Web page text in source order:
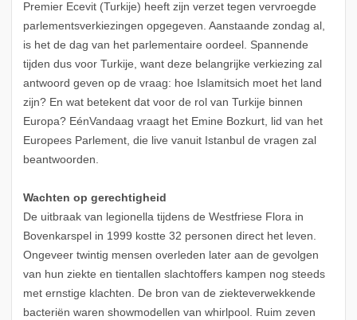
Premier Ecevit (Turkije) heeft zijn verzet tegen vervroegde
parlementsverkiezingen opgegeven. Aanstaande zondag al,
is het de dag van het parlementaire oordeel. Spannende
tijden dus voor Turkije, want deze belangrijke verkiezing zal
antwoord geven op de vraag: hoe Islamitsich moet het land
zijn? En wat betekent dat voor de rol van Turkije binnen
Europa? EénVandaag vraagt het Emine Bozkurt, lid van het
Europees Parlement, die live vanuit Istanbul de vragen zal
beantwoorden.
Wachten op gerechtigheid
De uitbraak van legionella tijdens de Westfriese Flora in
Bovenkarspel in 1999 kostte 32 personen direct het leven.
Ongeveer twintig mensen overleden later aan de gevolgen
van hun ziekte en tientallen slachtoffers kampen nog steeds
met ernstige klachten. De bron van de ziekteverwekkende
bacteriën waren showmodellen van whirlpool. Ruim zeven